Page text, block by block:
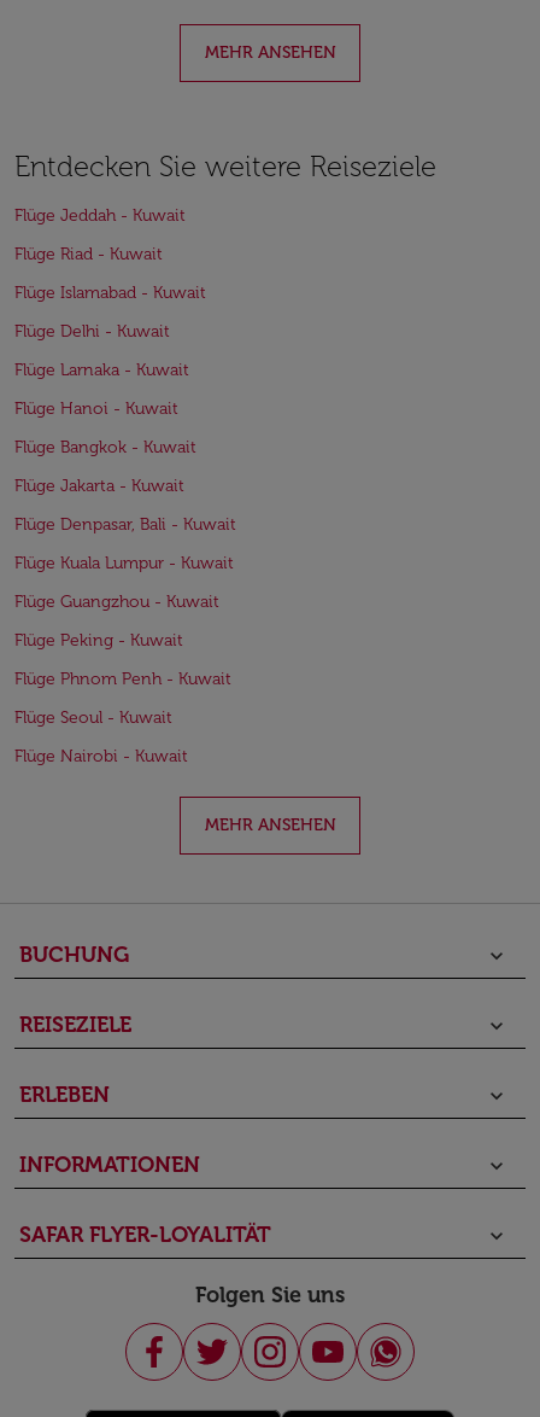
MEHR ANSEHEN
Entdecken Sie weitere Reiseziele
Flüge Jeddah - Kuwait
Flüge Riad - Kuwait
Flüge Islamabad - Kuwait
Flüge Delhi - Kuwait
Flüge Larnaka - Kuwait
Flüge Hanoi - Kuwait
Flüge Bangkok - Kuwait
Flüge Jakarta - Kuwait
Flüge Denpasar, Bali - Kuwait
Flüge Kuala Lumpur - Kuwait
Flüge Guangzhou - Kuwait
Flüge Peking - Kuwait
Flüge Phnom Penh - Kuwait
Flüge Seoul - Kuwait
Flüge Nairobi - Kuwait
MEHR ANSEHEN
BUCHUNG keyboard_arrow_down
REISEZIELE keyboard_arrow_down
ERLEBEN keyboard_arrow_down
INFORMATIONEN keyboard_arrow_down
SAFAR FLYER-LOYALITÄT keyboard_arrow_down
Folgen Sie uns